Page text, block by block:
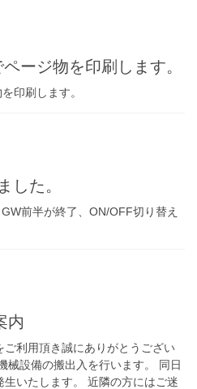
ージ物を印刷します。
印刷します。
した。
前半が終了、ON/OFF切り替え
内
利用頂き誠にありがとうござい
械設備の搬出入を行います。 同日
いたします。 近隣の方にはご迷